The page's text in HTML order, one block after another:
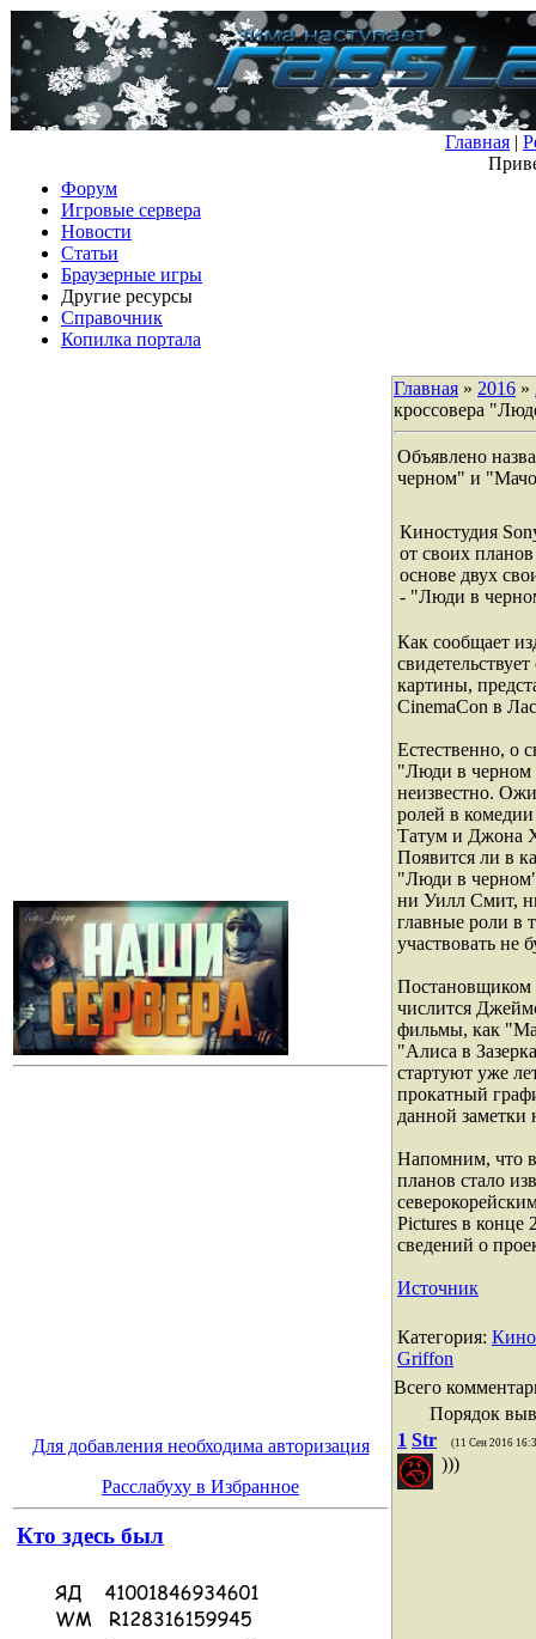
Главная |
Форум
Игровые сервера
Новости
Статьи
Браузерные игры
Другие ресурсы
Справочник
Копилка портала
Для добавления необходима авторизация
Расслабуху в Избранное
Кто здесь был
Главная » 2016 »
кроссовера
Объявлено
черном" и
Киностудия
от своих
основе двух
- "Люди в
Как сообщает
картины,
CinemaCon в
Естественно, о
"Люди в черном
неизвестно.
ролей в
Татум и Джона
Появится ли в
"Люди в
ни Уилл Смит,
главные роли в
участвовать не
числится
фильмы, как
"Алиса в
стартуют уже
прокатный
данной заметки
Напомним, что
планов стало
Pictures в конце
сведений о
Источник
Категория: Кино
Griffon
Всего
Порядок
1 Str (11 Сен 2016
)))